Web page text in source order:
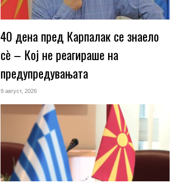
40 дена пред Карпалак се знаело
сѐ – Кој не реагираше на
предупредувањата
9 август, 2026